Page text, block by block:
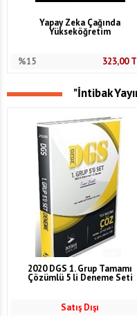
Yapay Zeka Çağında
Yükseköğretim
%15 323,00
"İntibak
2020 DGS 1. Grup Tamamı
Çözümlü 5 li Deneme Seti
Satış Dışı